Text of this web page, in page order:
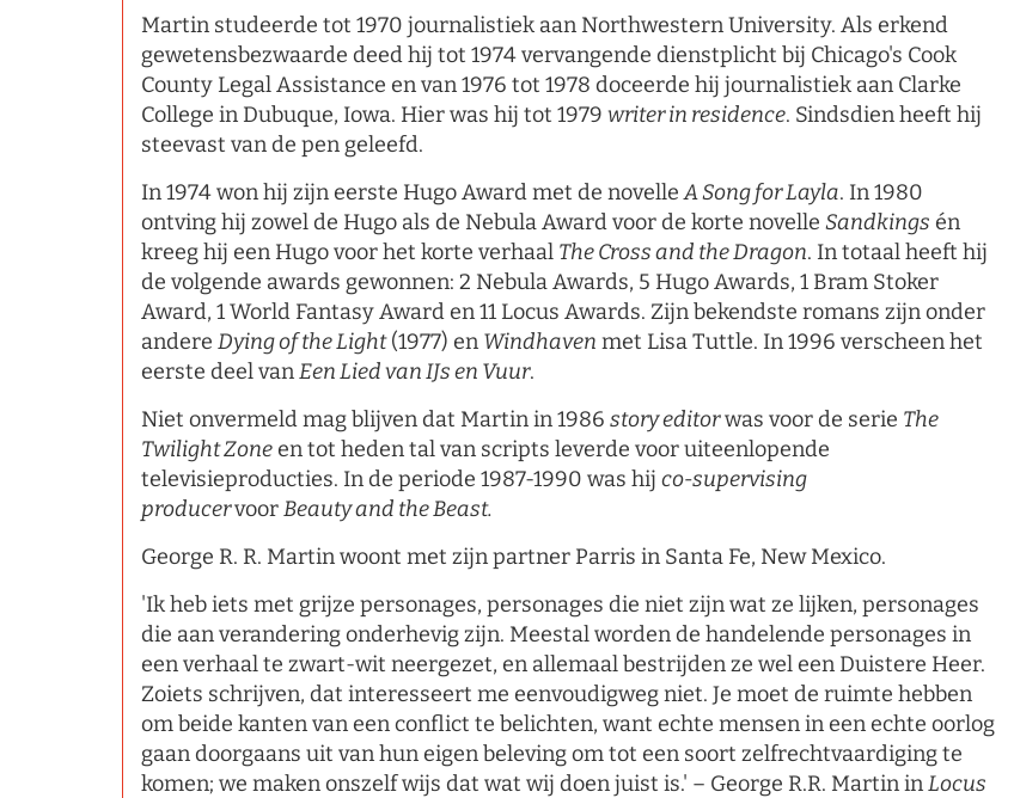
Martin studeerde tot 1970 journalistiek aan Northwestern University. Als erkend
gewetensbezwaarde deed hij tot 1974 vervangende dienstplicht bij Chicago's Cook
County Legal Assistance en van 1976 tot 1978 doceerde hij journalistiek aan Clarke
College in Dubuque, Iowa. Hier was hij tot 1979 writer in residence. Sindsdien heeft hij
steevast van de pen geleefd.
In 1974 won hij zijn eerste Hugo Award met de novelleA Song for Layla. In 1980
ontving hij zowel de Hugo als de Nebula Award voor de korte novelle Sandkings én
kreeg hij een Hugo voor het korte verhaal The Cross and the Dragon. In totaal heeft hij
de volgende awards gewonnen: 2 Nebula Awards, 5 Hugo Awards, 1 Bram Stoker
Award, 1 World Fantasy Award en 11 Locus Awards. Zijn bekendste romans zijn onder
andere Dying of the Light(1977) en Windhaven met Lisa Tuttle. In 1996 verscheen het
eerste deel vanEen Lied van IJs en Vuur.
Niet onvermeld mag blijven dat Martin in 1986 story editorwas voor de serie The
Twilight Zoneen tot heden tal van scripts leverde voor uiteenlopende
televisieproducties. In de periode 1987-1990 was hij co-supervising
producervoorBeauty and the Beast.
George R. R. Martin woont met zijn partner Parris in Santa Fe, New Mexico.
'Ik heb iets met grijze personages, personages die niet zijn wat ze lijken, personages
die aan verandering onderhevig zijn. Meestal worden de handelende personages in
een verhaal te zwart-wit neergezet, en allemaal bestrijden ze wel een Duistere Heer.
Zoiets schrijven, dat interesseert me eenvoudigweg niet. Je moet de ruimte hebben
om beide kanten van een conflict te belichten, want echte mensen in een echte oorlog
gaan doorgaans uit van hun eigen beleving om tot een soort zelfrechtvaardiging te
komen; we maken onszelf wijs dat wat wij doen juist is.' – George R.R. Martin inLocus